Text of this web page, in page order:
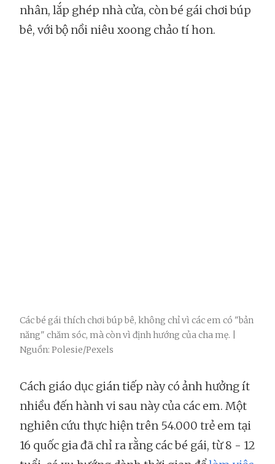
nhân, lắp ghép nhà cửa, còn bé gái chơi búp
bê, với bộ nồi niêu xoong chảo tí hon.
Các bé gái thích chơi búp bê, không chỉ vì các em có "bản
năng" chăm sóc, mà còn vì định hướng của cha mẹ. |
Nguồn: Polesie/Pexels
Cách giáo dục gián tiếp này có ảnh hưởng ít
nhiều đến hành vi sau này của các em. Một
nghiên cứu thực hiện trên 54.000 trẻ em tại
16 quốc gia đã chỉ ra rằng các bé gái, từ 8 - 12